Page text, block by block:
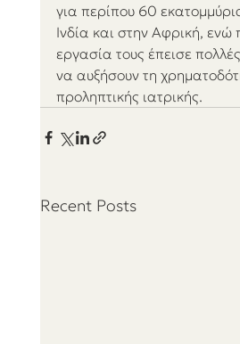
για περίπου 60
Ινδία και στην Αφρική,
εργασία τους έπεισε
να αυξήσουν τη
προληπτικής ιατρικής.
Recent Posts